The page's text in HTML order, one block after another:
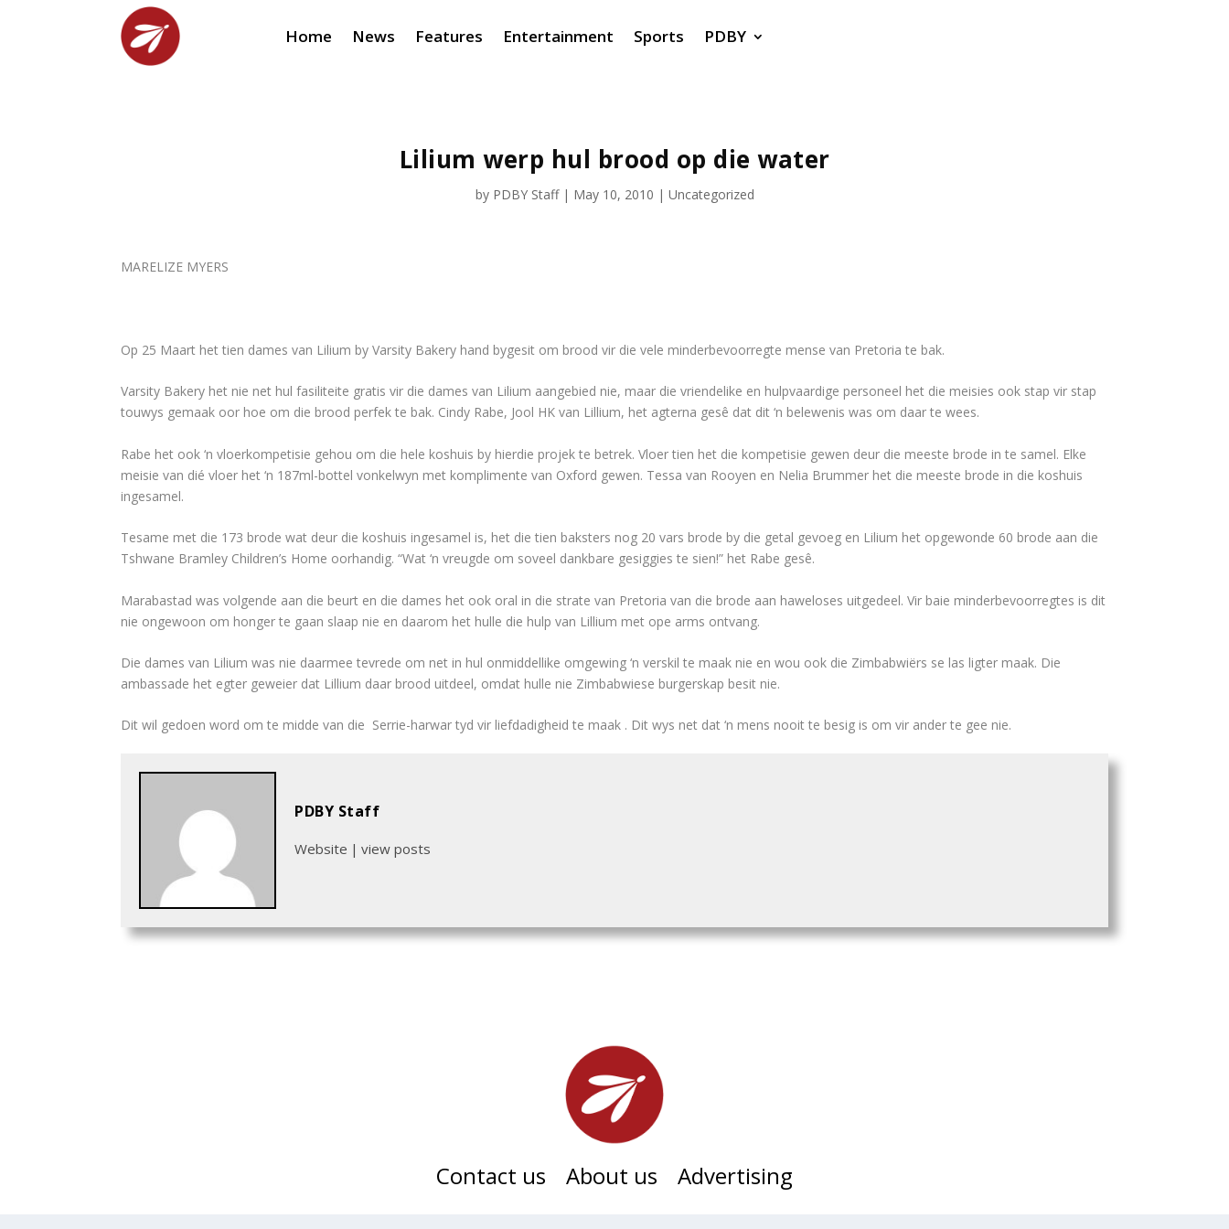
Home News Features Entertainment Sports PDBY
Lilium werp hul brood op die water
by PDBY Staff| May 10, 2010 | Uncategorized
MARELIZE MYERS
Op 25 Maart het tien dames van Lilium by Varsity Bakery hand bygesit om brood vir die vele minderbevoorregte mense van Pretoria te bak.
Varsity Bakery het nie net hul fasiliteite gratis vir die dames van Lilium aangebied nie, maar die vriendelike en hulpvaardige personeel het die meisies ook stap vir stap
touwys gemaak oor hoe om die brood perfek te bak. Cindy Rabe, Jool HK van Lillium, het agterna gesê dat dit ‘n belewenis was om daar te wees.
Rabe het ook ‘n vloerkompetisie gehou om die hele koshuis by hierdie projek te betrek. Vloer tien het die kompetisie gewen deur die meeste brode in te samel. Elke
meisie van dié vloer het ‘n 187ml-bottel vonkelwyn met komplimente van Oxford gewen. Tessa van Rooyen en Nelia Brummer het die meeste brode in die koshuis
ingesamel.
Tesame met die 173 brode wat deur die koshuis ingesamel is, het die tien baksters nog 20 vars brode by die getal gevoeg en Lilium het opgewonde 60 brode aan die
Tshwane Bramley Children’s Home oorhandig. “Wat ‘n vreugde om soveel dankbare gesiggies te sien!” het Rabe gesê.
Marabastad was volgende aan die beurt en die dames het ook oral in die strate van Pretoria van die brode aan haweloses uitgedeel. Vir baie minderbevoorregtes is dit
nie ongewoon om honger te gaan slaap nie en daarom het hulle die hulp van Lillium met ope arms ontvang.
Die dames van Lilium was nie daarmee tevrede om net in hul onmiddellike omgewing ‘n verskil te maak nie en wou ook die Zimbabwiërs se las ligter maak. Die
ambassade het egter geweier dat Lillium daar brood uitdeel, omdat hulle nie Zimbabwiese burgerskap besit nie.
Dit wil gedoen word om te midde van die Serrie-harwar tyd vir liefdadigheid te maak . Dit wys net dat ‘n mens nooit te besig is om vir ander te gee nie.
PDBY Staff
Website | view posts
Contact us About us Advertising